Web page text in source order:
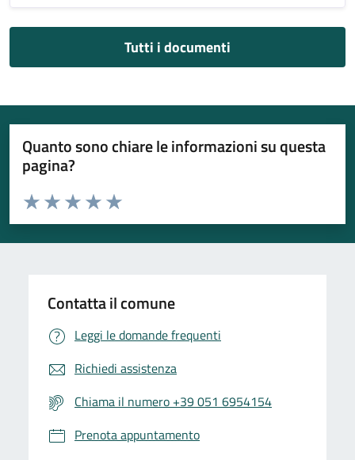
Tutti i documenti
Quanto sono chiare le informazioni su questa
pagina?
Valuta da 1 a 5 stelle la pagina
Valuta 5 stelle su 5
Valuta 4 stelle su 5
Valuta 3 stelle su 5
Valuta 2 stelle su 5
Valuta 1 stelle su 5
Contatta il comune
Leggi le domande frequenti
Richiedi assistenza
Chiama il numero +39 051 6954154
Prenota appuntamento